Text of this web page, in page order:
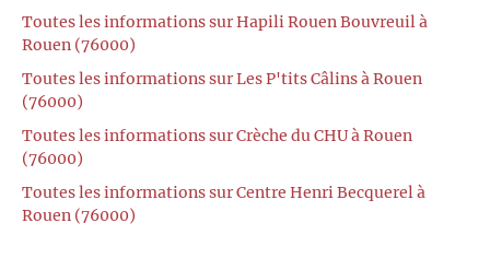
Toutes les informations sur Hapili Rouen Bouvreuil à
Rouen (76000)
Toutes les informations sur Les P'tits Câlins à Rouen
(76000)
Toutes les informations sur Crèche du CHU à Rouen
(76000)
Toutes les informations sur Centre Henri Becquerel à
Rouen (76000)